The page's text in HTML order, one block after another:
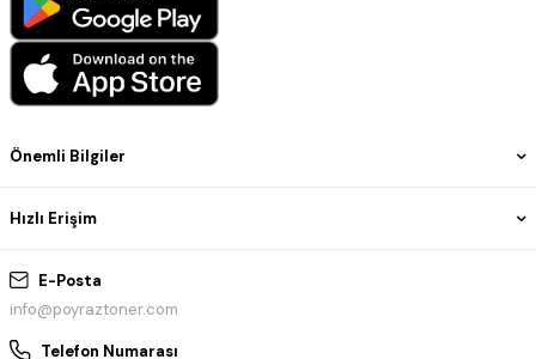
E-Posta
info@poyraztoner.com
Telefon Numarası
Önemli Bilgiler
Hızlı Erişim